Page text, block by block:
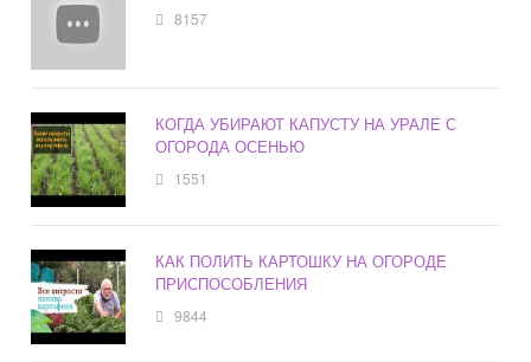
8157
КОГДА УБИРАЮТ КАПУСТУ НА УРАЛЕ С
ОГОРОДА ОСЕНЬЮ
1551
КАК ПОЛИТЬ КАРТОШКУ НА ОГОРОДЕ
ПРИСПОСОБЛЕНИЯ
9844